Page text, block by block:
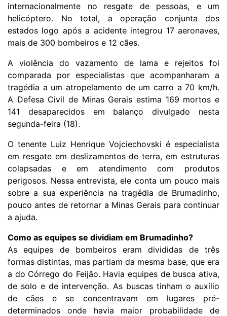
internacionalmente no resgate de pessoas, e um
helicóptero. No total, a operação conjunta dos
estados logo após a acidente integrou 17 aeronaves,
mais de 300 bombeiros e 12 cães.
A violência do vazamento de lama e rejeitos foi
comparada por especialistas que acompanharam a
tragédia a um atropelamento de um carro a 70 km/h.
A Defesa Civil de Minas Gerais estima 169 mortos e
141 desaparecidos em balanço divulgado nesta
segunda-feira (18).
O tenente Luiz Henrique Vojciechovski é especialista
em resgate em deslizamentos de terra, em estruturas
colapsadas e em atendimento com produtos
perigosos. Nessa entrevista, ele conta um pouco mais
sobre a sua experiência na tragédia de Brumadinho,
pouco antes de retornar a Minas Gerais para continuar
a ajuda.
Como as equipes se dividiam em Brumadinho?
As equipes de bombeiros eram divididas de três
formas distintas, mas partiam da mesma base, que era
a do Córrego do Feijão. Havia equipes de busca ativa,
de solo e de intervenção. As buscas tinham o auxílio
de cães e se concentravam em lugares pré-
determinados onde havia maior probabilidade de